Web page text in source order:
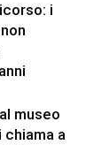
i
museo
chiama a